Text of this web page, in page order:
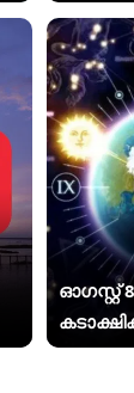
ഓഗസ്റ്റ്